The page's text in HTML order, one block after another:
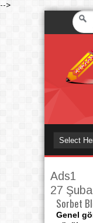
-->
Ads1
27
Sorbet
Genel